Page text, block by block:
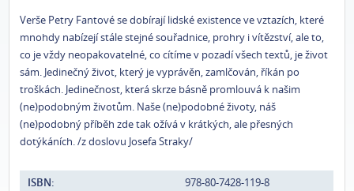
Verše Petry Fantové se dobírají lidské existence ve vztazích, které
mnohdy nabízejí stále stejné souřadnice, prohry i vítězství, ale to,
co je vždy neopakovatelné, co cítíme v pozadí všech textů, je život
sám. Jedinečný život, který je vyprávěn, zamlčován, říkán po
troškách. Jedinečnost, která skrze básně promlouvá k našim
(ne)podobným životům. Naše (ne)podobné životy, náš
(ne)podobný příběh zde tak ožívá v krátkých, ale přesných
dotýkáních. /z doslovu Josefa Straky/
ISBN:
978-80-7428-119-8